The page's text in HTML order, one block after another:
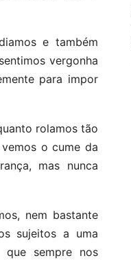
e também
vergonha
para impor
rolamos tão
o cume da
mas nunca
nem bastante
sujeitos a uma
que sempre nos